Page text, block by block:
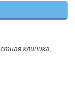
клиника,